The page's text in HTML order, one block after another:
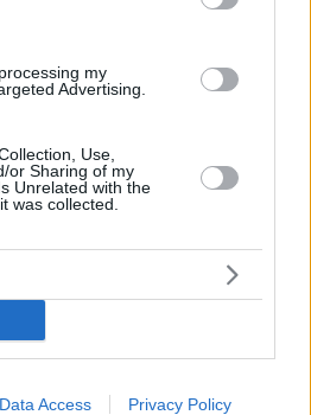
my
Advertising.
Use,
or Sharing of my
Unrelated with the
was collected.
Data Access Privacy Policy